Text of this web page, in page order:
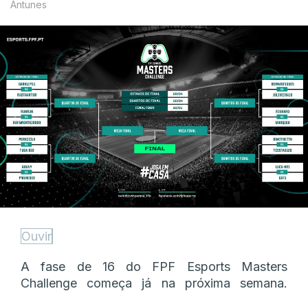
Antunes
Ouvir
A fase de 16 do FPF Esports Masters
Challenge começa já na próxima semana.